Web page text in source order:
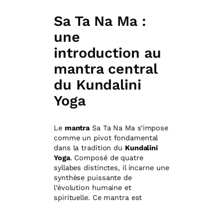
Sa Ta Na Ma :
une
introduction au
mantra central
du Kundalini
Yoga
Le mantraSa Ta Na Ma s’impose
comme un pivot fondamental
dans la tradition du Kundalini
Yoga. Composé de quatre
syllabes distinctes, il incarne une
synthèse puissante de
l’évolution humaine et
spirituelle. Ce mantra est